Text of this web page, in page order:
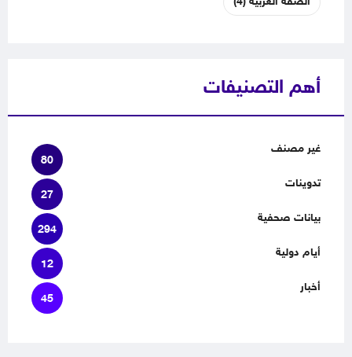
أهم التصنيفات
غير مصنف
80
تدوينات
27
بيانات صحفية
294
أيام دولية
12
أخبار
45